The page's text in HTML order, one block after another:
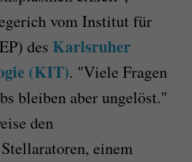
vom Institut für
des Karlsruher
(KIT). "Viele Fragen
bleiben aber ungelöst."
den
einem